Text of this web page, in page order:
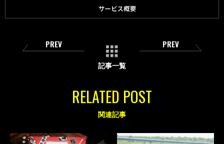
PREV
記事一覧
PREV
RELATED POST
関連記事